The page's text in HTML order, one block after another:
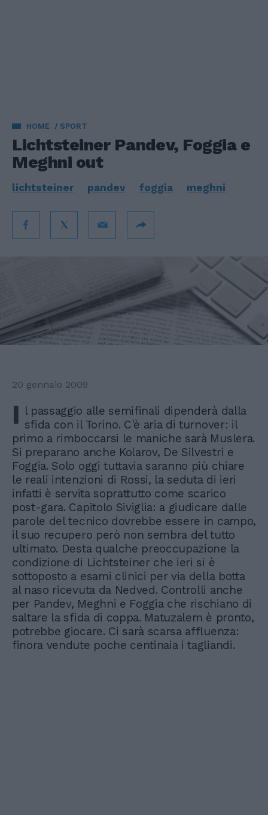
HOME SPORT
Lichtsteiner Pandev, Foggia e
Meghni out
lichtsteiner pandev foggia meghni
20 gennaio 2009
I l passaggio alle semifinali dipenderà dalla
sfida con il Torino. C'è aria di turnover: il
primo a rimboccarsi le maniche sarà Muslera.
Si preparano anche Kolarov, De Silvestri e
Foggia. Solo oggi tuttavia saranno più chiare
le reali intenzioni di Rossi, la seduta di ieri
infatti è servita soprattutto come scarico
post-gara. Capitolo Siviglia: a giudicare dalle
parole del tecnico dovrebbe essere in campo,
il suo recupero però non sembra del tutto
ultimato. Desta qualche preoccupazione la
condizione di Lichtsteiner che ieri si è
sottoposto a esami clinici per via della botta
al naso ricevuta da Nedved. Controlli anche
per Pandev, Meghni e Foggia che rischiano di
saltare la sfida di coppa. Matuzalem è pronto,
potrebbe giocare. Ci sarà scarsa affluenza:
finora vendute poche centinaia i tagliandi.